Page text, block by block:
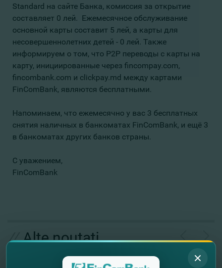
Standard на сайте Банка, комиссия за открытие
составляет 0 лей. Ежемесячное обслуживание
основной карты составит 5 лей, а карты для
несовершеннолетних детей - 0 лей. Также
информируем о том, что P2P переводы с карты на
карту, инициированные через fincompay.com,
fincombank.com и clickpay.md между картами
FinComBank, являются бесплатными.
Напоминаем, что ежемесячно у вас 3 бесплатных
снятия наличных в банкоматах FinComBank, и ещё 3
в банкоматах других банков страны.
С уважением,
FinComBank
// Alte noutati